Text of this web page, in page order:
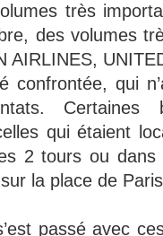
très
des volumes
AIRLINES,
confrontée, qui
Certaines
qui étaient
2 tours ou dans
la place de
passé avec